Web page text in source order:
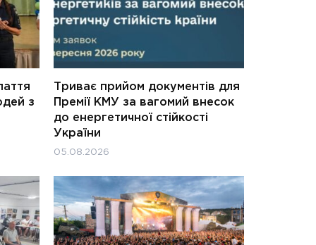
з
Триває прийом документів для
Премії КМУ за вагомий внесок
до енергетичної стійкості
України
05.08.2026